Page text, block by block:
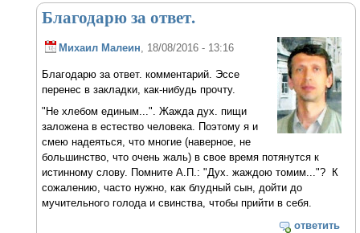
Благодарю за ответ.
Михаил Малеин , 18/08/2016 - 13:16
Благодарю за ответ. комментарий. Эссе
перенес в закладки, как-нибудь прочту.
"Не хлебом единым...". Жажда дух. пищи
заложена в естество человека. Поэтому я и
смею надеяться, что многие (наверное, не
большинство, что очень жаль) в свое время потянутся к
истинному слову. Помните А.П.: "Дух. жаждою томим..."? К
сожалению, часто нужно, как блудный сын, дойти до
мучительного голода и свинства, чтобы прийти в себя.
ответить